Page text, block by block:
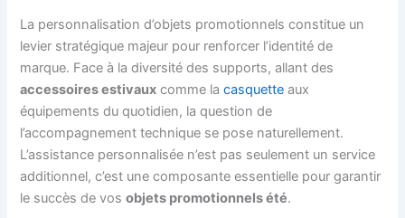
La personnalisation d’objets promotionnels constitue un
levier stratégique majeur pour renforcer l’identité de
marque. Face à la diversité des supports, allant des
accessoires estivaux comme lacasquette aux
équipements du quotidien, la question de
l’accompagnement technique se pose naturellement.
L’assistance personnalisée n’est pas seulement un service
additionnel, c’est une composante essentielle pour garantir
le succès de vosobjets promotionnels été.